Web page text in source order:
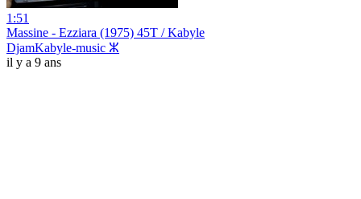
1:51
Massine - Ezziara (1975) 45T / Kabyle
DjamKabyle-music ⵣ
il y a 9 ans